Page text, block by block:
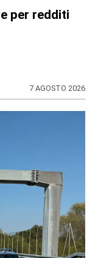
per redditi
7 AGOSTO 2026